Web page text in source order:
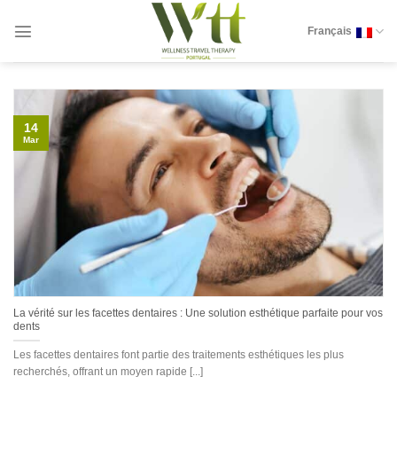
Français
La vérité sur les facettes dentaires : Une solution esthétique parfaite pour vos
dents
Les facettes dentaires font partie des traitements esthétiques les plus
recherchés, offrant un moyen rapide [...]
14
Mar